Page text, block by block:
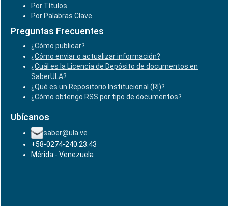
Por Títulos
Por Palabras Clave
Preguntas Frecuentes
¿Cómo publicar?
¿Cómo enviar o actualizar información?
¿Cuál es la Licencia de Depósito de documentos en
SaberULA?
¿Qué es un Repositorio Institucional (RI)?
¿Cómo obtengo RSS por tipo de documentos?
Ubícanos
saber@ula.ve
+58-0274-240.23.43
Mérida - Venezuela